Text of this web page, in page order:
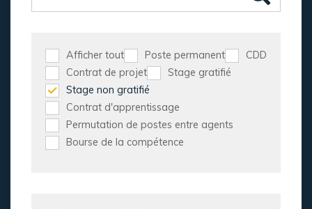
Afficher tout Poste permanent
CDD
Contrat de projet
Stage gratifié
Stage non gratifié
Contrat d'apprentissage
Permutation de postes entre agents
Bourse de la compétence